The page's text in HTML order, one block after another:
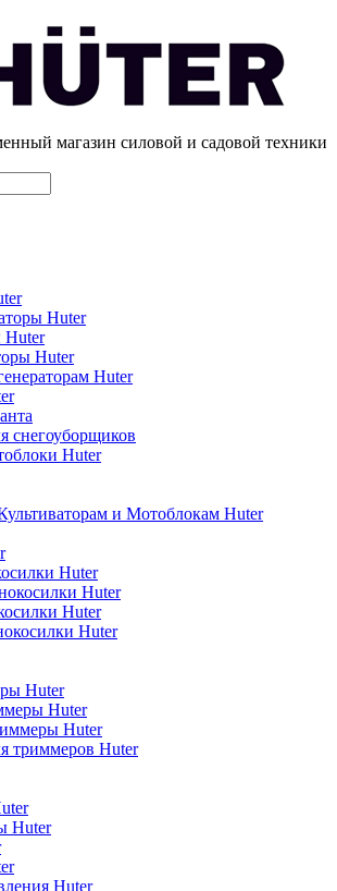
магазин силовой и садовой техники
Huter
Huter
Huter
Huter
снегоуборщиков
Huter
и Мотоблокам Huter
Huter
Huter
Huter
Huter
Huter
Huter
Huter
триммеров Huter
Huter
Huter